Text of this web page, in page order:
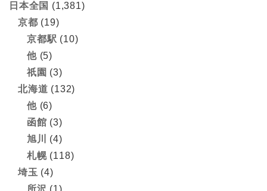
日本全国 (1,381)
京都 (19)
京都駅 (10)
他(5)
祇園 (3)
北海道 (132)
他(6)
函館 (3)
旭川
(4)
札幌(118)
埼玉 (4)
所沢 (1)